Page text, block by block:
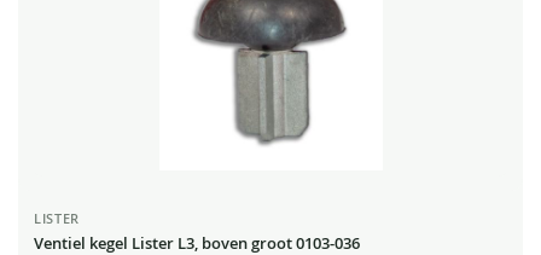
LISTER
Ventiel kegel Lister L3, boven groot 0103-036